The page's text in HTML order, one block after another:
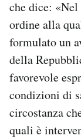
che dice:
ordine alla
formulato un
della
favorevole
condizioni di
circostanza
quali è